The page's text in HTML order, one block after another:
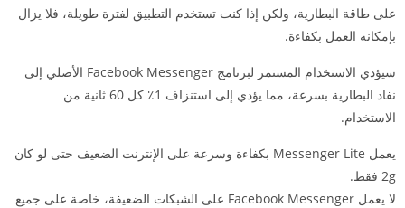
على طاقة البطارية، ولكن إذا كنت تستخدم التطبيق لفترة طويلة، فلا يزال
بإمكانه العمل بكفاءة.
سيؤدي الاستخدام المستمر لبرنامج Facebook Messenger الأصلي إلى
نفاد البطارية بسرعة، مما يؤدي إلى استنزاف 1٪ كل 60 ثانية من
الاستخدام.
يعمل Messenger Lite بكفاءة وسرعة على الإنترنت الضعيف حتى لو كان
2g فقط.
لا يعمل Facebook Messenger على الشبكات الضعيفة، خاصة على جميع